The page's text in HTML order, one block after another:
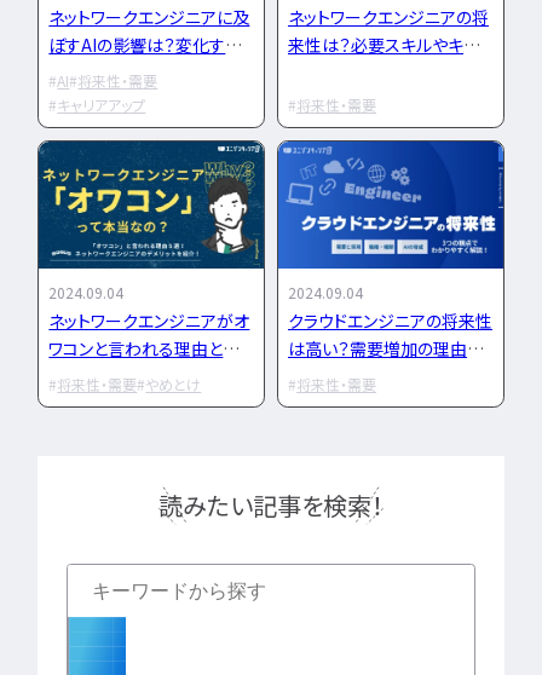
IT企業
プロジェクト管理
エンジニア資格
民間開発資格
民間インフラ資格
情報処理技術者試験（国家）
CompTIA
JCSQE
JSTQB
swift
CCST
C言語
GCP
キャリアパス
なるには 未経験
女性
勉強・学習
書類選考
経験者
面接対策
検索結果： 864
検索
ネットワークエンジニアに及
ぼすAIの影響は？変化する
仕事と転職戦略を解説
AI 将来性・需要
キャリアアップ
ネットワークエンジニアの将
来性は？必要スキルやキャリ
将来性・需要
2024.09.04
ネットワークエンジニアがオ
ワコンと言われる理由とは？
将来性も解説
将来性・需要 やめとけ
2024.09.04
クラウドエンジニアの将来性
は高い？需要増加の理由や
年収相場などの魅力を徹底
解説
将来性・需要
読みたい記事を検索！